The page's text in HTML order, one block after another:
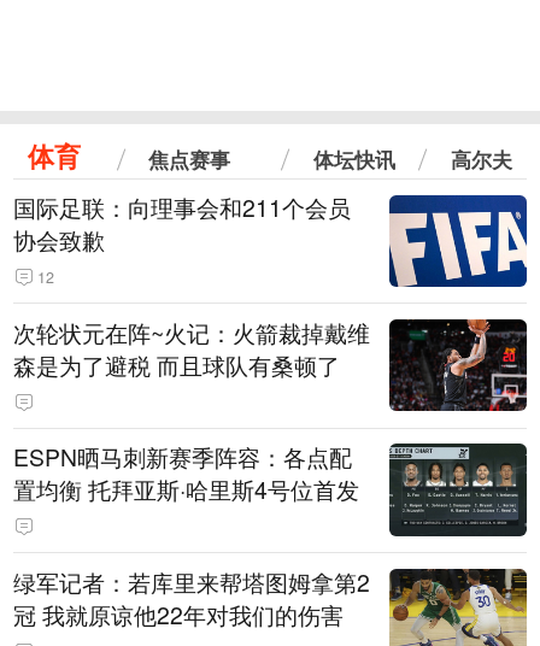
体育 焦点赛事 体坛快讯 高尔夫
国际足联：向理事会和211个会员
协会致歉
12
次轮状元在阵~火记：火箭裁掉戴维
森是为了避税 而且球队有桑顿了
ESPN晒马刺新赛季阵容：各点配
置均衡 托拜亚斯·哈里斯4号位首发
绿军记者：若库里来帮塔图姆拿第2
冠 我就原谅他22年对我们的伤害